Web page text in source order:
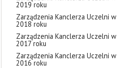
2019 roku
Zarządzenia Kanclerza Uczelni w
2018 roku
Zarządzenia Kanclerza Uczelni w
2017 roku
Zarządzenia Kanclerza Uczelni w
2016 roku